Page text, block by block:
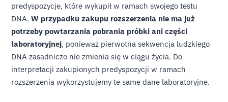
predyspozycje, które wykupił w ramach swojego testu
DNA. W przypadku zakupu rozszerzenia nie ma już
potrzeby powtarzania pobrania próbki ani części
laboratoryjnej, ponieważ pierwotna sekwencja ludzkiego
DNA zasadniczo nie zmienia się w ciągu życia. Do
interpretacji zakupionych predyspozycji w ramach
rozszerzenia wykorzystujemy te same dane laboratoryjne.